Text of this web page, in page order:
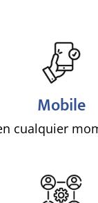
!
Mobile
cualquier